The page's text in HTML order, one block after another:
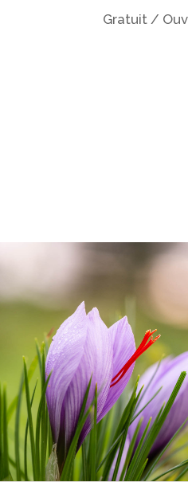
Gratuit /